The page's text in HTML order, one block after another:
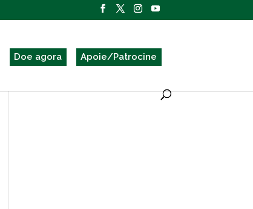
Doe agora Apoie/Patrocine